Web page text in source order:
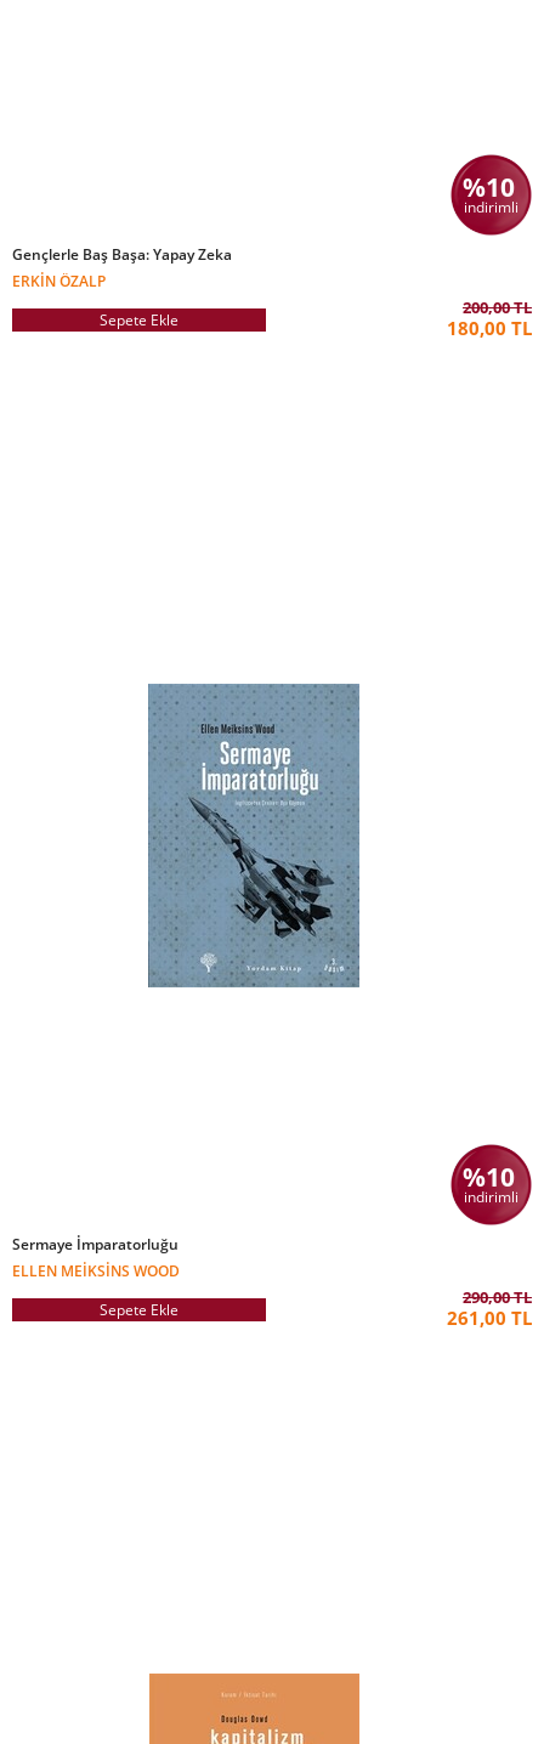
%10
indirimli
Gençlerle Baş Başa: Yapay Zeka
ERKIN ÖZALP
Sepete Ekle
200,00 TL
180,00 TL
%10
indirimli
Sermaye İmparatorluğu
ELLEN MEIKSINS WOOD
Sepete Ekle
290,00 TL
261,00 TL